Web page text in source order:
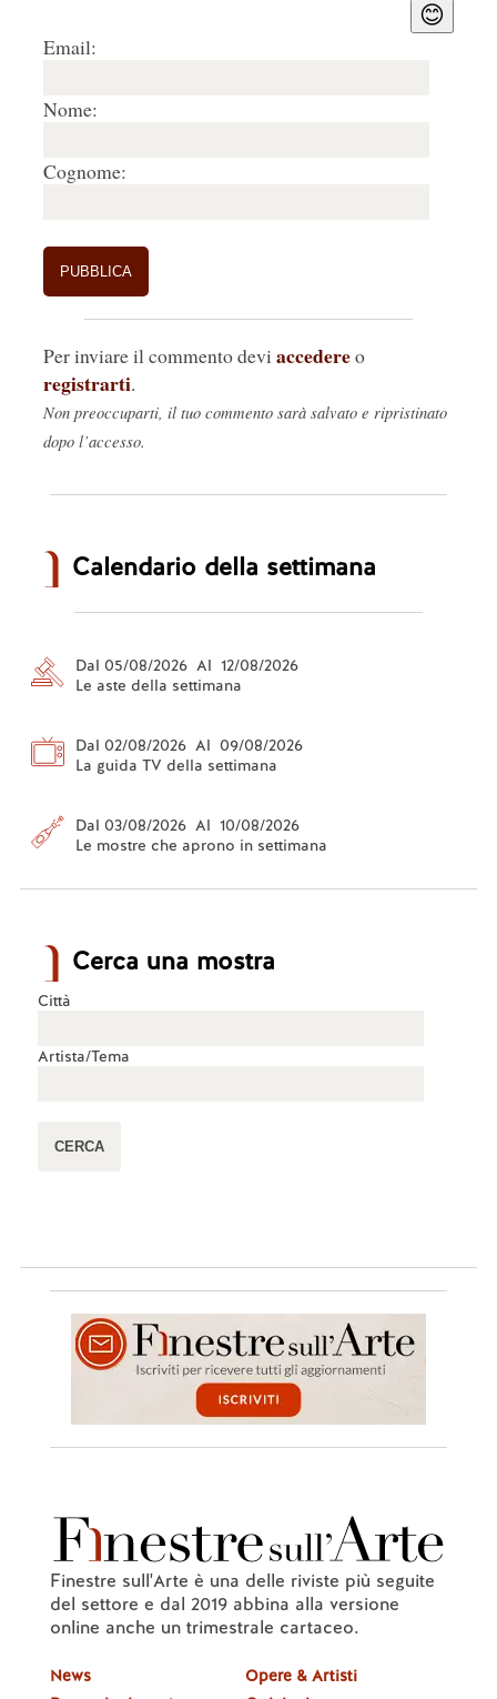
😊
Email:
Nome:
Cognome:
Per inviare il commento devi accedereo
registrarti.
Non preoccuparti, il tuo commento sarà salvato e ripristinato
dopo l’accesso.
Calendario della settimana
Dal 05/08/2026 Al 12/08/2026
Le aste della settimana
Dal 02/08/2026 Al 09/08/2026
La guida TV della settimana
Dal 03/08/2026 Al 10/08/2026
Le mostre che aprono in settimana
Cerca una mostra
Città
Artista/Tema
Finestre sull'Arte è una delle riviste più seguite
del settore e dal 2019 abbina alla versione
online anche un trimestrale cartaceo.
News
Opere & Artisti